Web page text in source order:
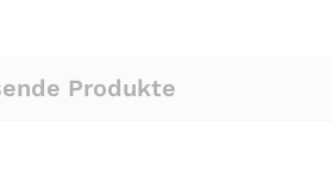
Produkte